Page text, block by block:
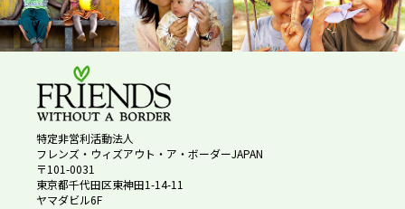
特定非営利活動法人
フレンズ・ウィズアウト・ア・ボーダーJAPAN
〒101-0031
東京都千代田区東神田1-14-11
ヤマダビル6F